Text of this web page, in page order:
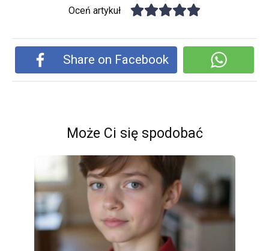
Oceń artykuł
Share on Facebook
Może Ci się spodobać